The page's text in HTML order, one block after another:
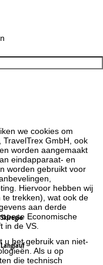
we cookies om
GmbH, ook
worden aangemaakt
eindapparaat- en
worden gebruikt voor
Hiervoor hebben wij
trekken), wat ook de
aan derde
Economische
in de VS.
u het gebruik van niet-
Als u op
die technisch
Skiregio
Langlauf